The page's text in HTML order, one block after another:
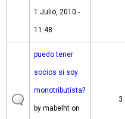
1 Julio, 2010 -
11:48
puedo tener
socios si soy
monotributista?
by mabelht on
3